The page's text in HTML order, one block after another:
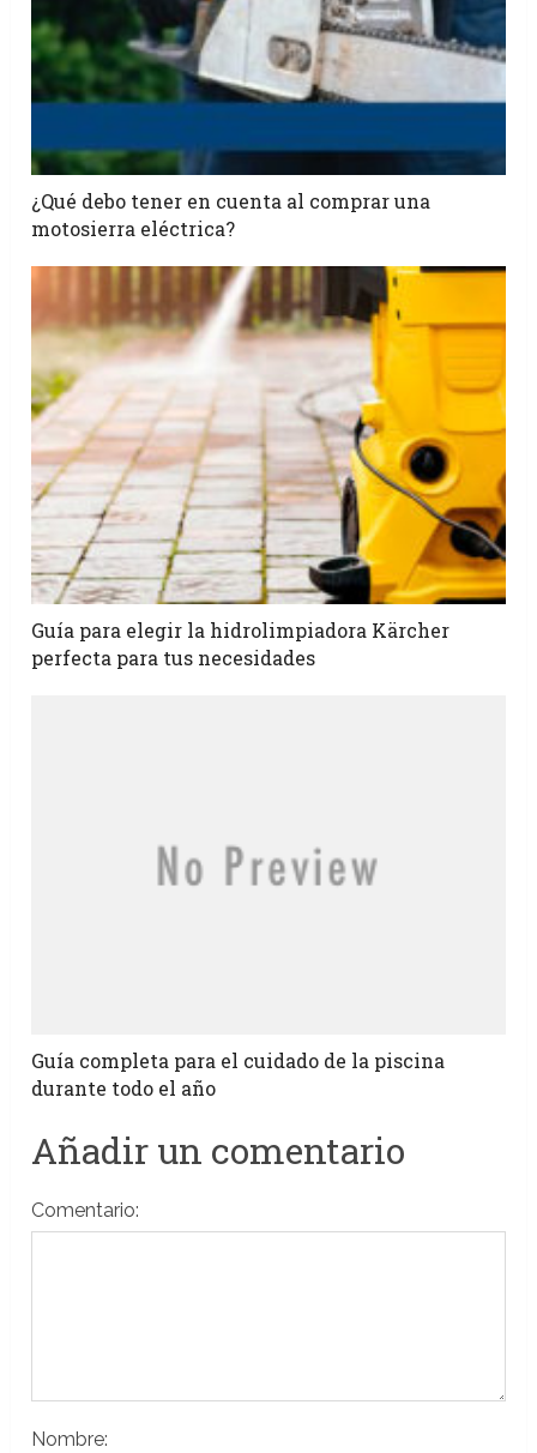
¿Qué debo tener en cuenta al comprar una
motosierra eléctrica?
Guía para elegir la hidrolimpiadora Kärcher
perfecta para tus necesidades
Guía completa para el cuidado de la piscina
durante todo el año
Añadir un comentario
Comentario:
Nombre: